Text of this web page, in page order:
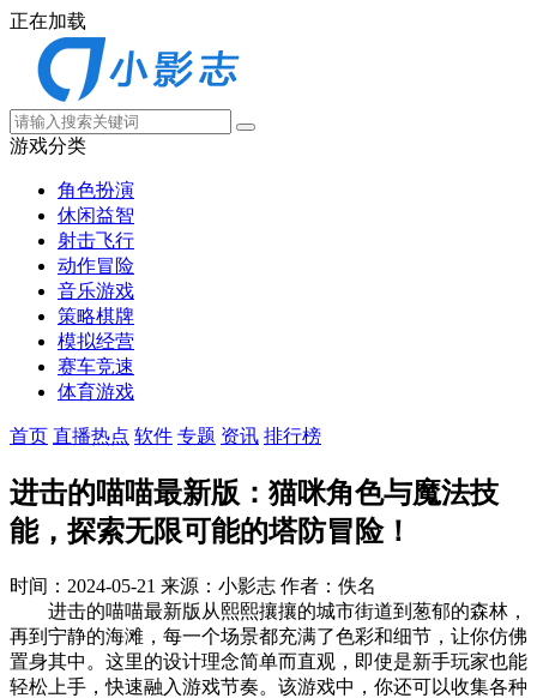
正在加载
游戏分类
角色扮演
休闲益智
射击飞行
动作冒险
音乐游戏
策略棋牌
模拟经营
赛车竞速
体育游戏
首页 直播热点 软件 专题 资讯 排行榜
进击的喵喵最新版：猫咪角色与魔法技
能，探索无限可能的塔防冒险！
时间：2024-05-21 来源：小影志 作者：佚名
进击的喵喵最新版从熙熙攘攘的城市街道到葱郁的森林，
再到宁静的海滩，每一个场景都充满了色彩和细节，让你仿佛
置身其中。这里的设计理念简单而直观，即使是新手玩家也能
轻松上手，快速融入游戏节奏。该游戏中，你还可以收集各种